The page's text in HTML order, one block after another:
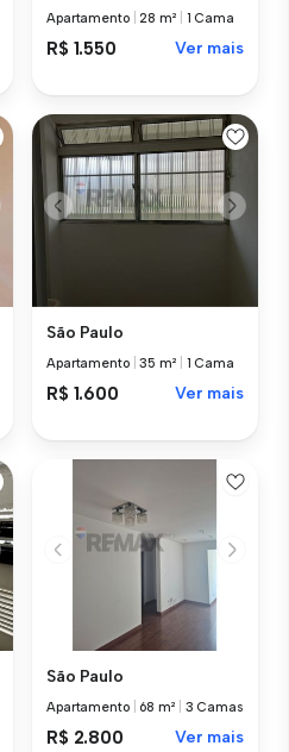
Apartamento |28 m² 1 Cama
R$ 1.550 Ver mais
São Paulo
Apartamento |35 m² 1 Cama
R$ 1.600 Ver mais
São Paulo
Apartamento 68 m² 3 Camas
R$ 2.800 Ver mais